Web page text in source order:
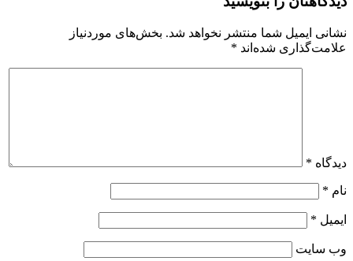
نشانی ایمیل شما منتشر نخواهد شد. بخش‌های موردنیاز
علامت‌گذاری شده‌اند *
دیدگاه *
نام *
ایمیل *
وب‌ سایت